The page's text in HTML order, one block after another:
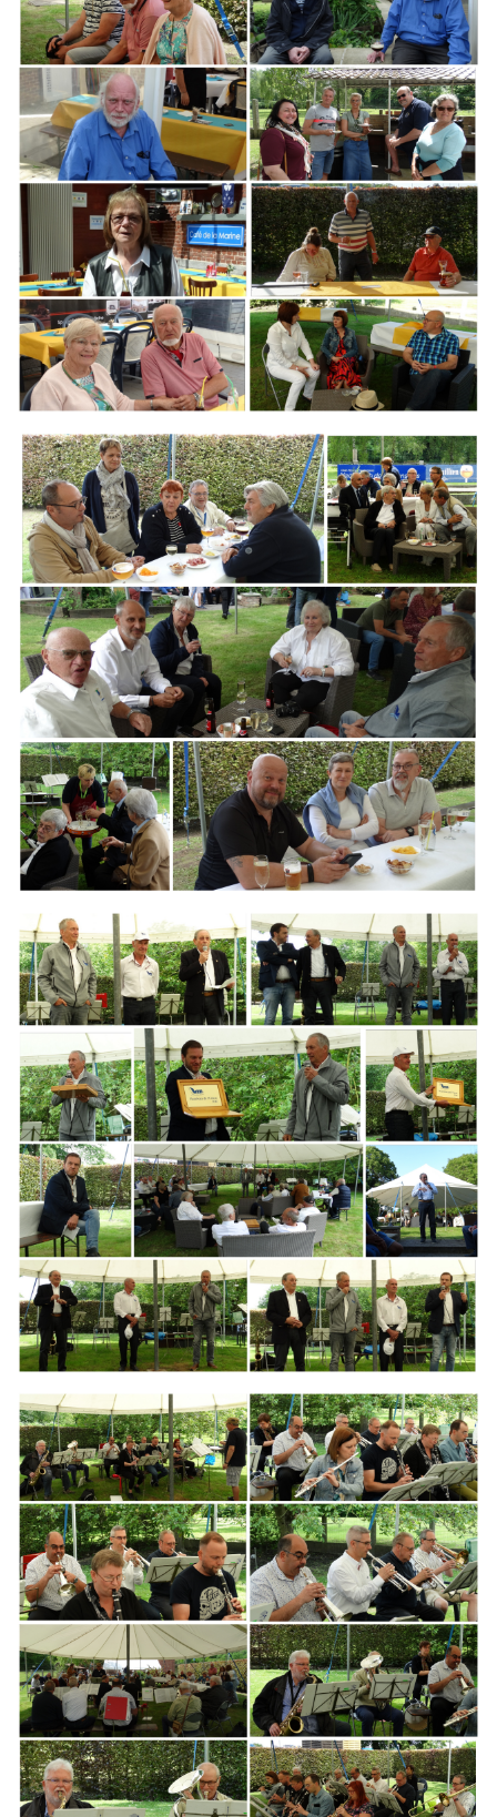
Branding
ARMCHAIR
Branding
ARMCHAIR
Branding
ARMCHAIR